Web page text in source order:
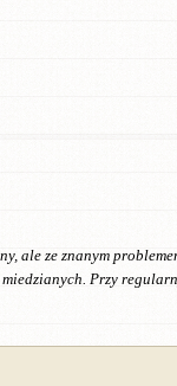
ale ze znanym
miedzianych. Przy